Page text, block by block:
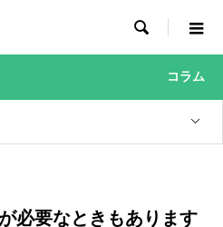

コラム
必要なときもあります